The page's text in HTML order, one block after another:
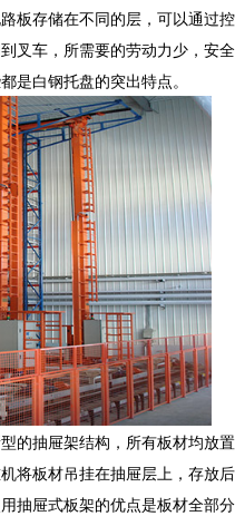
板存储在不同的层，可以通过控
叉车，所需要的劳动力少，安全
是白钢托盘的突出特点。
的抽屉架结构，所有板材均放置
将板材吊挂在抽屉层上，存放后
抽屉式板架的优点是板材全部分